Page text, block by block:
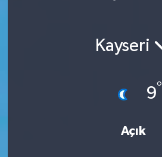
Kayseri
9°
Açık